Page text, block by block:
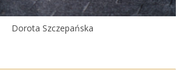
Dorota Szczepańska